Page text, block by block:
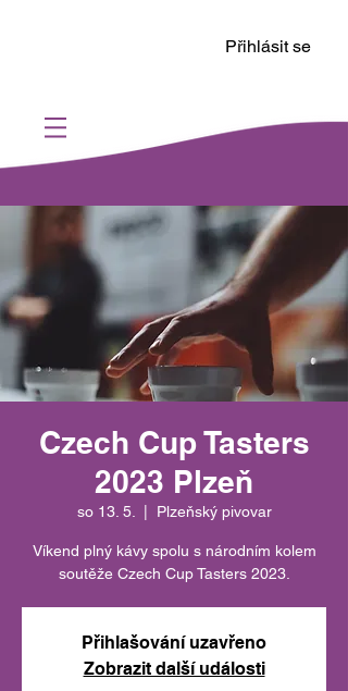
Přihlásit se
Czech Cup Tasters
2023 Plzeň
so 13. 5. Plzeňský pivovar
Víkend plný kávy spolu s národním kolem
soutěže Czech Cup Tasters 2023.
Přihlašování uzavřeno
Zobrazit další události